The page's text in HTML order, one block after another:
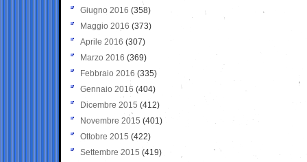
Giugno 2016 (358)
Maggio 2016 (373)
Aprile 2016 (307)
Marzo 2016 (369)
Febbraio 2016 (335)
Gennaio 2016 (404)
Dicembre 2015 (412)
Novembre 2015 (401)
Ottobre 2015 (422)
Settembre 2015 (419)